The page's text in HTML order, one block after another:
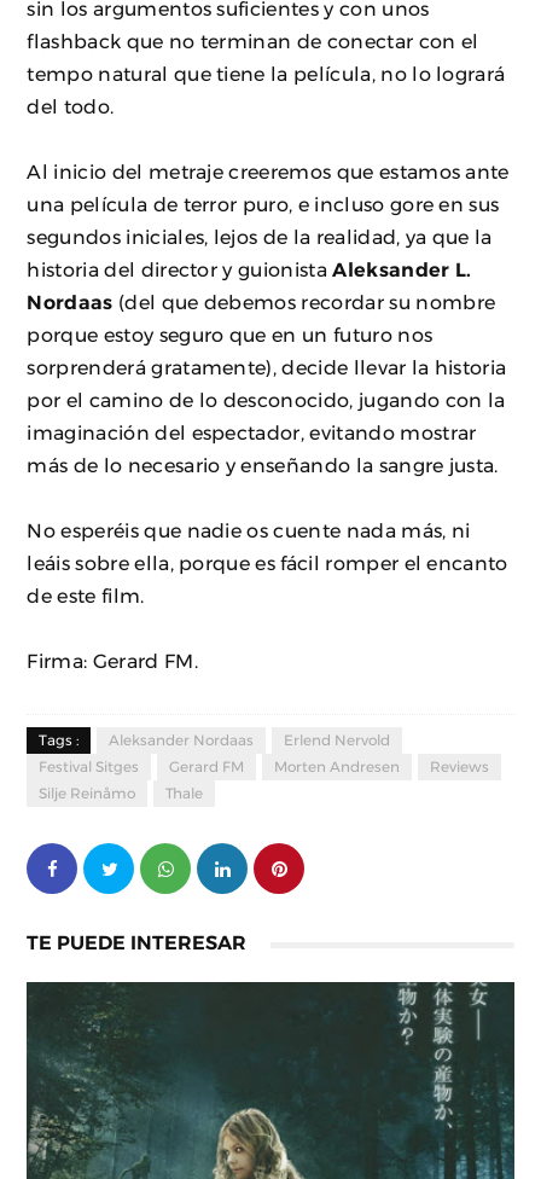
sin los argumentos suficientes y con unos
flashback que no terminan de conectar con el
tempo natural que tiene la película, no lo logrará
del todo.
Al inicio del metraje creeremos que estamos ante
una película de terror puro, e incluso gore en sus
segundos iniciales, lejos de la realidad, ya que la
historia del director y guionista Aleksander L.
Nordaas (del que debemos recordar su nombre
porque estoy seguro que en un futuro nos
sorprenderá gratamente), decide llevar la historia
por el camino de lo desconocido, jugando con la
imaginación del espectador, evitando mostrar
más de lo necesario y enseñando la sangre justa.
No esperéis que nadie os cuente nada más, ni
leáis sobre ella, porque es fácil romper el encanto
de este film.
Firma: Gerard FM.
Tags : Aleksander Nordaas
Erlend Nervold
Festival Sitges
Gerard FM Morten Andresen
Reviews
Silje Reinåmo
Thale
TE PUEDE INTERESAR